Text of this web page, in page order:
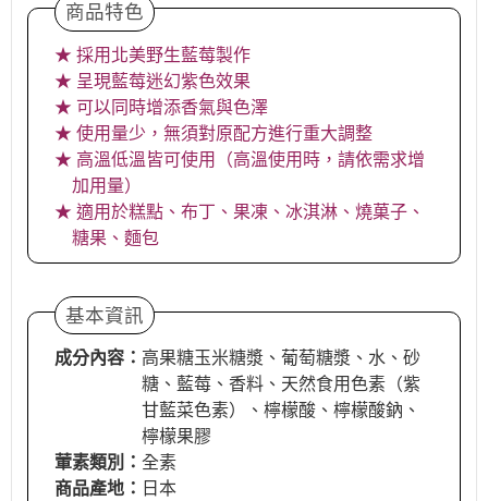
商品特色
★ 採用北美野生藍莓製作
★ 呈現藍莓迷幻紫色效果
★ 可以同時增添香氣與色澤
★ 使用量少，無須對原配方進行重大調整
★ 高溫低溫皆可使用（高溫使用時，請依需求增
加用量）
★ 適用於糕點、布丁、果凍、冰淇淋、燒菓子、
糖果、麵包
基本資訊
成分內容： 高果糖玉米糖漿、葡萄糖漿、水、砂
糖、藍莓、香料、天然食用色素（紫
甘藍菜色素）、檸檬酸、檸檬酸鈉、
檸檬果膠
葷素類別： 全素
商品產地： 日本